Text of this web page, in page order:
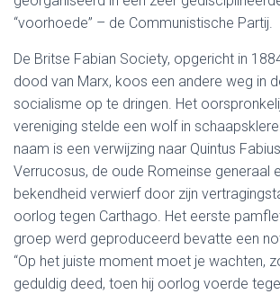
“voorhoede” – de Communistische Partij.
De Britse Fabian Society, opgericht in
dood van Marx, koos een andere weg in
socialisme op te dringen. Het
vereniging stelde een wolf in
naam is een verwijzing naar Quintus
Verrucosus, de oude Romeinse generaal
bekendheid verwierf door zijn
oorlog tegen Carthago. Het eerste
groep werd geproduceerd bevatte een
“Op het juiste moment moet je wachten,
geduldig deed, toen hij oorlog voerde